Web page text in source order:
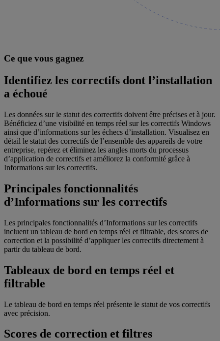
Ce que vous gagnez
Identifiez les correctifs dont l’installation
a échoué
Les données sur le statut des correctifs doivent être précises et à jour.
Bénéficiez d’une visibilité en temps réel sur les correctifs Windows
ainsi que d’informations sur les échecs d’installation. Visualisez en
détail le statut des correctifs de l’ensemble des appareils de votre
entreprise, repérez et éliminez les angles morts du processus
d’application de correctifs et améliorez la conformité grâce à
Informations sur les correctifs.
Principales fonctionnalités
d’Informations sur les correctifs
Les principales fonctionnalités d’Informations sur les correctifs
incluent un tableau de bord en temps réel et filtrable, des scores de
correction et la possibilité d’appliquer les correctifs directement à
partir du tableau de bord.
Tableaux de bord en temps réel et
filtrable
Le tableau de bord en temps réel présente le statut de vos correctifs
avec précision.
Scores de correction et filtres